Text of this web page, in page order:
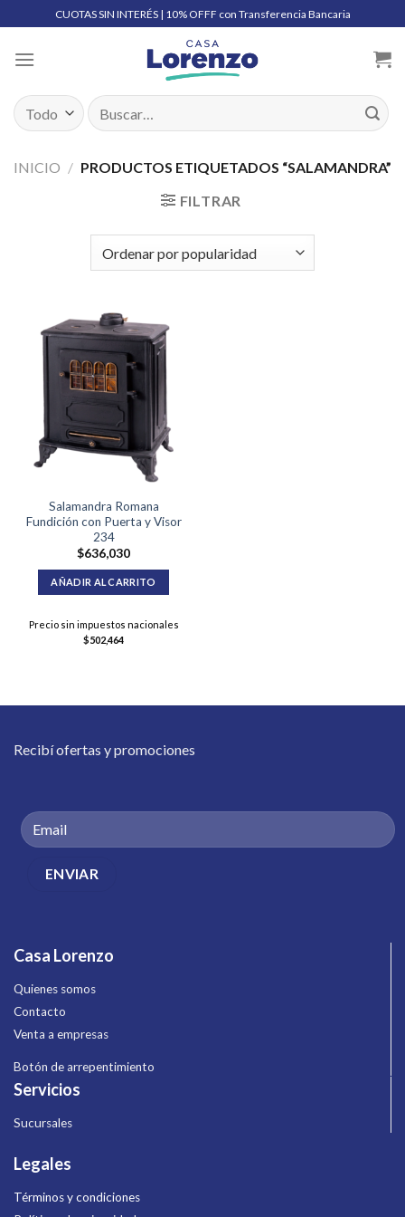
to
content
CUOTAS SIN INTERÉS | 10% OFFF con Transferencia Bancaria
Buscar
por:
INICIO / PRODUCTOS ETIQUETADOS “SALAMANDRA”
FILTRAR
Salamandra Romana
Fundición con Puerta y Visor
234
$636,030
AÑADIR AL CARRITO
Precio sin impuestos nacionales
$502,464
Recibí ofertas y promociones
Casa Lorenzo
Quienes somos
Contacto
Venta a empresas
Botón de arrepentimiento
Servicios
Sucursales
Legales
Términos y condiciones